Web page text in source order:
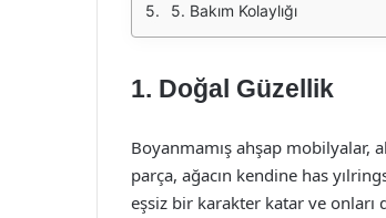
5. Bakım Kolaylığı
1. Doğal Güzellik
Boyanmamış ahşap mobilyalar,
parça, ağacın kendine has
eşsiz bir karakter katar ve onları